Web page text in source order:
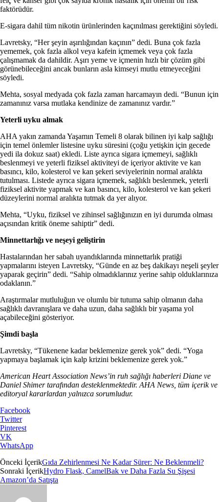
faktörüdür.
E-sigara dahil tüm nikotin ürünlerinden kaçınılması gerektiğini söyledi.
Lavretsky, “Her şeyin aşırılığından kaçının” dedi. Buna çok fazla
yememek, çok fazla alkol veya kafein içmemek veya çok fazla
çalışmamak da dahildir. Aşırı yeme ve içmenin hızlı bir çözüm gibi
görünebileceğini ancak bunların asla kimseyi mutlu etmeyeceğini
söyledi.
Mehta, sosyal medyada çok fazla zaman harcamayın dedi. “Bunun için
zamanınız varsa mutlaka kendinize de zamanınız vardır.”
Yeterli uyku almak
AHA yakın zamanda Yaşamın Temeli 8 olarak bilinen iyi kalp sağlığı
için temel önlemler listesine uyku süresini (çoğu yetişkin için gecede
yedi ila dokuz saat) ekledi. Liste ayrıca sigara içmemeyi, sağlıklı
beslenmeyi ve yeterli fiziksel aktiviteyi de içeriyor aktivite ve kan
basıncı, kilo, kolesterol ve kan şekeri seviyelerinin normal aralıkta
tutulması. Listede ayrıca sigara içmemek, sağlıklı beslenmek, yeterli
fiziksel aktivite yapmak ve kan basıncı, kilo, kolesterol ve kan şekeri
düzeylerini normal aralıkta tutmak da yer alıyor.
Mehta, “Uyku, fiziksel ve zihinsel sağlığınızın en iyi durumda olması
açısından kritik öneme sahiptir” dedi.
Minnettarlığı ve neşeyi geliştirin
Hastalarından her sabah uyandıklarında minnettarlık pratiği
yapmalarını isteyen Lavretsky, “Günde en az beş dakikayı neşeli şeyler
yaparak geçirin” dedi. “Sahip olmadıklarınız yerine sahip olduklarınıza
odaklanın.”
Araştırmalar mutluluğun ve olumlu bir tutuma sahip olmanın daha
sağlıklı davranışlara ve daha uzun, daha sağlıklı bir yaşama yol
açabileceğini gösteriyor.
Şimdi başla
Lavretsky, “Tükenene kadar beklemenize gerek yok” dedi. “Yoga
yapmaya başlamak için kalp krizini beklemenize gerek yok.”
American Heart Association News’in ruh sağlığı haberleri Diane ve
Daniel Shimer tarafından desteklenmektedir. AHA News, tüm içerik ve
editoryal kararlardan yalnızca sorumludur.
Facebook
Twitter
Pinterest
VK
WhatsApp
Önceki İçerikGıda Zehirlenmesi Ne Kadar Sürer: Ne Beklenmeli?
Sonraki İçerikHydro Flask, CamelBak ve Daha Fazla Su Şişesi
Amazon’da Satışta